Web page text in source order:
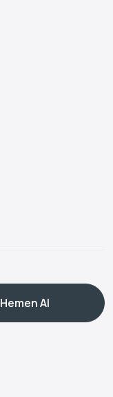
Hemen Al